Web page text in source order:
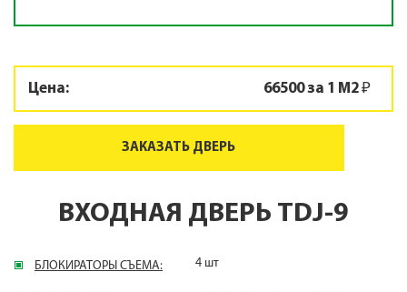
Цена: 66500 за 1 М2 ₽
ЗАКАЗАТЬ ДВЕРЬ
ВХОДНАЯ ДВЕРЬ TDJ-9
БЛОКИРАТОРЫ СЪЕМА: 4 шт